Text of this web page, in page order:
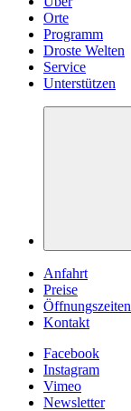
Orte
Programm
Droste Welten
Service
Unterstützen
Anfahrt
Preise
Öffnungszeiten
Kontakt
Facebook
Instagram
Vimeo
Newsletter